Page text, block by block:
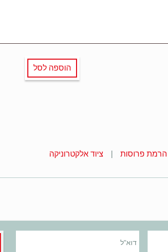
הוספה לסל
הרמת פרוסות ציוד אלקטרוניקה